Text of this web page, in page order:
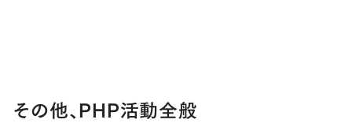
その他、PHP活動全般